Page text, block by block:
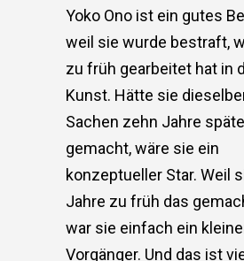
Yoko Ono ist ein gutes
weil sie wurde bestraft,
zu früh gearbeitet hat in
Kunst. Hätte sie
Sachen zehn Jahre
gemacht, wäre sie ein
konzeptueller Star. Weil
Jahre zu früh das
war sie einfach ein
Vorgänger. Und das ist